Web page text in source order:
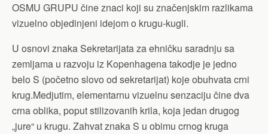
OSMU GRUPU čine znaci koji su značenjskim razlikama
vizuelno objedinjeni idejom o krugu-kugli.
U osnovi znaka Sekretarijata za ehničku saradnju sa
zemljama u razvoju iz Kopenhagena takodje je jedno
belo S (početno slovo od sekretarijat) koje obuhvata crni
krug.Medjutim, elementarnu vizuelnu senzaciju čine dva
crna oblika, poput stilizovanih krila, koja jedan drugog
„jure“ u krugu. Zahvat znaka S u obimu crnog kruga